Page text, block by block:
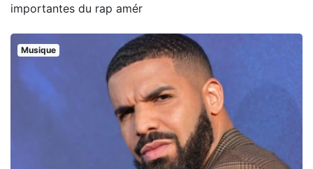
importantes du rap amér
Musique